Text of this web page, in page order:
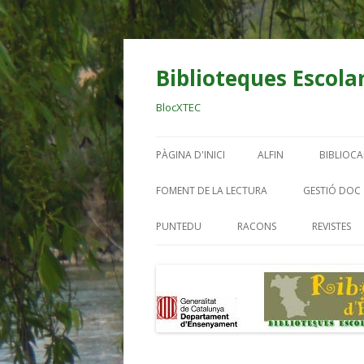
Biblioteques
BlocXTEC
PÀGINA D'INICI ALFIN
BIBLIO OCELLS
EINES DIGITALS BE
AL
BIBLIO.
BIBLIO.
FOMENT DE LA LECTURA GESTIÓ DOC
PUNTEDU RACONS REVISTES